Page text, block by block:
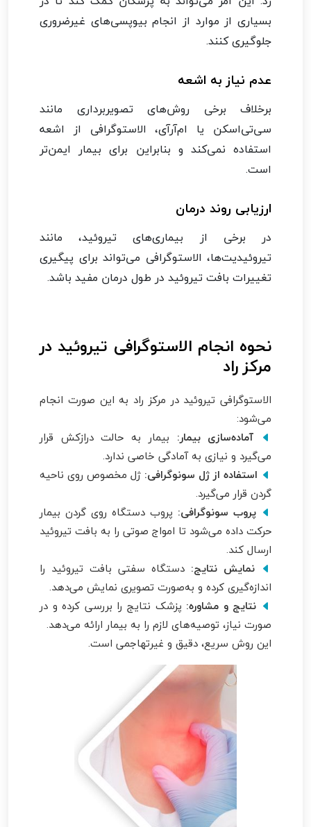
بسیاری از موارد از انجام بیوپسی‌های غیرضروری
جلوگیری کنند.
عدم نیاز به اشعه
برخلاف برخی روش‌های تصویربرداری مانند
سی‌تی‌اسکن یا ام‌آرآی، الاستوگرافی از اشعه
استفاده نمی‌کند و بنابراین برای بیمار ایمن‌تر
است.
ارزیابی روند درمان
در برخی از بیماری‌های تیروئید، مانند
تیروئیدیت‌ها، الاستوگرافی می‌تواند برای پیگیری
تغییرات بافت تیروئید در طول درمان مفید باشد.
نحوه انجام الاستوگرافی تیروئید در
مرکز راد
الاستوگرافی تیروئید در مرکز راد به این صورت انجام
می‌شود:
آماده‌سازی بیمار: بیمار به حالت درازکش قرار
می‌گیرد و نیازی به آمادگی خاصی ندارد.
استفاده از ژل سونوگرافی: ژل مخصوص روی ناحیه
گردن قرار می‌گیرد.
پروب سونوگرافی: پروب دستگاه روی گردن بیمار
حرکت داده می‌شود تا امواج صوتی را به بافت تیروئید
ارسال کند.
نمایش نتایج: دستگاه سفتی بافت تیروئید را
اندازه‌گیری کرده و به‌صورت تصویری نمایش می‌دهد.
نتایج و مشاوره: پزشک نتایج را بررسی کرده و در
صورت نیاز، توصیه‌های لازم را به بیمار ارائه می‌دهد.
این روش سریع، دقیق و غیرتهاجمی است.